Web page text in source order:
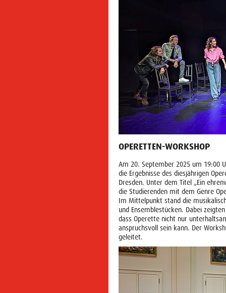
OPERETTEN-WORKSHOP
Am 20. September 2025 um 19:00
die Ergebnisse des diesjährigen
Dresden. Unter dem Titel „Ein
die Studierenden mit dem Genre
Im Mittelpunkt stand die
und Ensemblestücken. Dabei
dass Operette nicht nur
anspruchsvoll sein kann. Der
geleitet.